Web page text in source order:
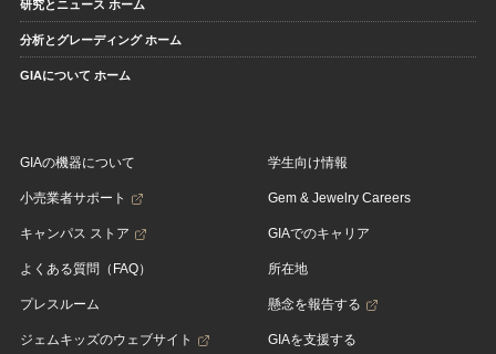
研究とニュース ホーム
分析とグレーディング ホーム
GIAについて ホーム
GIAの機器について
小売業者サポート
キャンパス ストア
よくある質問（FAQ）
プレスルーム
ジェムキッズのウェブサイト
学生向け情報
Gem & Jewelry Careers
GIAでのキャリア
所在地
懸念を報告する
GIAを支援する